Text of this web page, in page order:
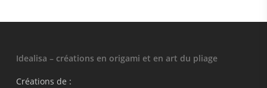
Idealisa – créations en origami et en art du pliage
Créations de :